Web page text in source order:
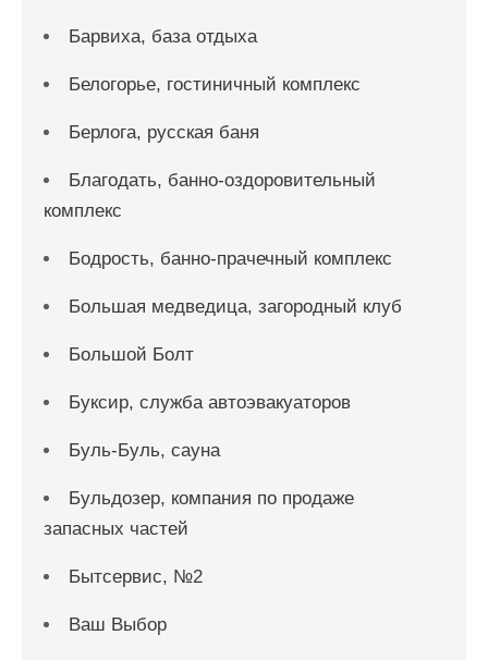
Барвиха, база отдыха
Белогорье, гостиничный комплекс
Берлога, русская баня
Благодать, банно-оздоровительный
комплекс
Бодрость, банно-прачечный комплекс
Большая медведица, загородный клуб
Большой Болт
Буксир, служба автоэвакуаторов
Буль-Буль, сауна
Бульдозер, компания по продаже
запасных частей
Бытсервис, №2
Ваш Выбор